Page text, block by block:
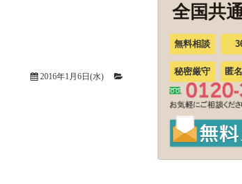
2016年1月6日(水)
全国共
無料相談
秘密厳守 匿